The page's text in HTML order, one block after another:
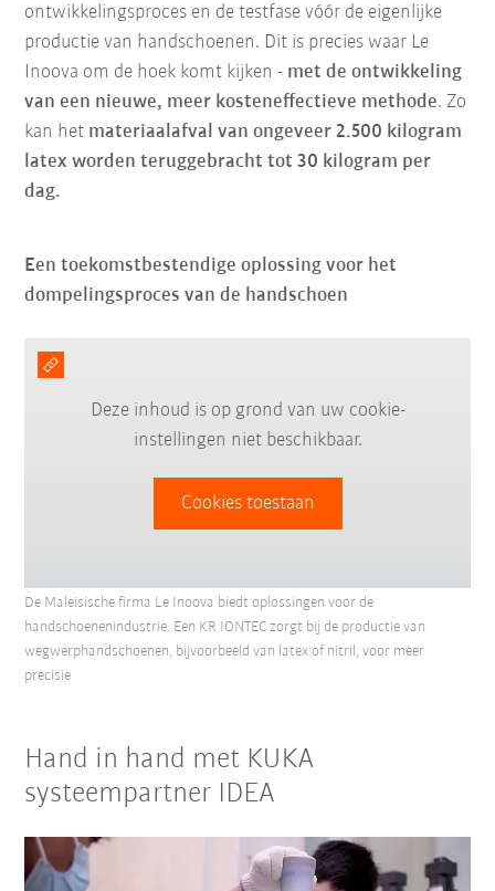
ontwikkelingsproces en de testfase vóór de eigenlijke
productie van handschoenen. Dit is precies waar Le
Inoova om de hoek komt kijken - met de ontwikkeling
van een nieuwe, meer kosteneffectieve methode. Zo
kan het materiaalafval van ongeveer 2.500 kilogram
latex worden teruggebracht tot 30 kilogram per
dag.
Een toekomstbestendige oplossing voor het
dompelingsproces van de handschoen
Deze inhoud is op grond van uw cookie-
instellingen niet beschikbaar.
Cookies toestaan
De Maleisische firma Le Inoova biedt oplossingen voor de
handschoenenindustrie. Een KR IONTEC zorgt bij de productie van
wegwerphandschoenen, bijvoorbeeld van latex of nitril, voor meer
precisie
Hand in hand met KUKA
systeempartner IDEA